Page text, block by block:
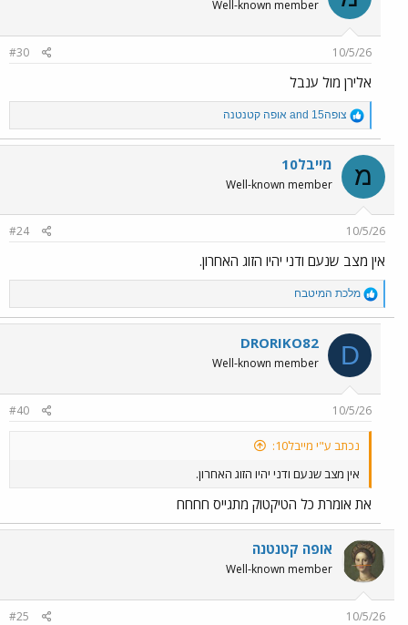
o
s
Well-known member
10/5/26
#30
אלירן מול ענבל
R
e
a
i
n
s
צופה15 אופה קטנטנה
מ מייבל10
Well-known member
10/5/26
#24
אין מצב שנעם ודני יהיו הזוג האחרון.
R
e
a
c
o
n
s
מלכת המיטבח
D
DRORIKO82
Well-known member
10/5/26
#40
נכתב ע"י מייבל10:
אין מצב שנעם ודני יהיו הזוג האחרון.
את אומרת כל הטיקטוק מתגייס חחחח
אופה קטנטנה
Well-known member
10/5/26
#25